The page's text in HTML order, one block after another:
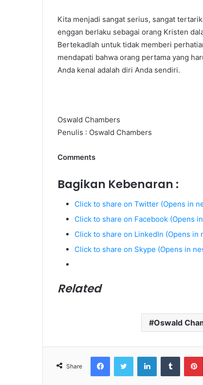
Kita menjadi sangat serius, sangat
enggan berlaku sebagai orang Kristen
Bertekadlah untuk tidak memberi
mendapati bahwa orang pertama yang
Anda kenal adalah diri Anda sendiri.
Oswald Chambers
Penulis : Oswald Chambers
Comments
Bagikan Kebenaran :
Click to share on Twitter (Opens in
Click to share on Facebook (Opens
Click to share on LinkedIn (Opens in
Click to share on Skype (Opens in
Related
Oswald
Share